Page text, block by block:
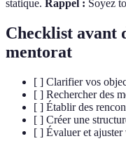
statique. Rappel : Soyez
Checklist avant
mentorat
[ ] Clarifier vos
[ ] Rechercher des
[ ] Établir des
[ ] Créer une
[ ] Évaluer et ajuster